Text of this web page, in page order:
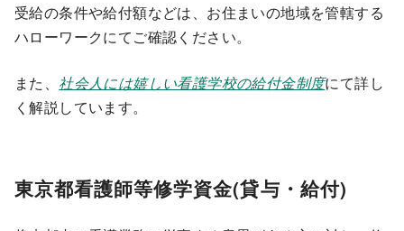
受給の条件や給付額などは、お住まいの地域を管轄する
ハローワークにてご確認ください。
また、 社会人には嬉しい看護学校の給付金制度にて詳し
く解説しています。
東京都看護師等修学資金(貸与・給付)